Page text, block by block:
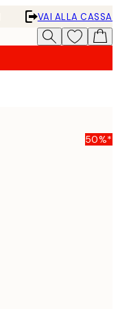
VAI ALLA CASSA
50%*